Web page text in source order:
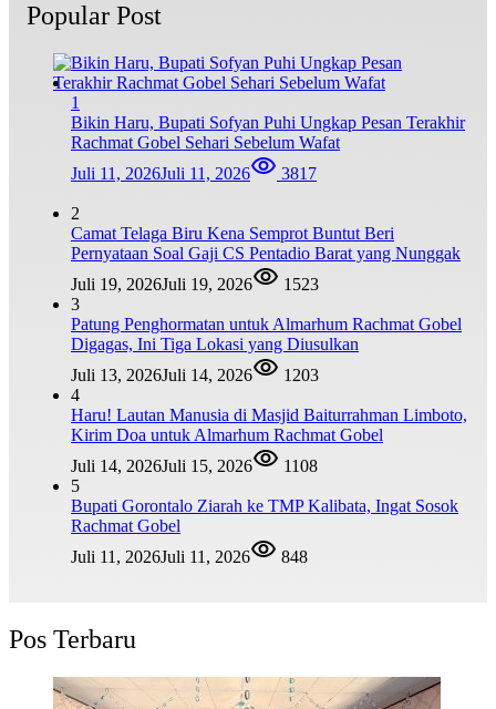
Popular Post
1
Bikin Haru, Bupati Sofyan Puhi Ungkap Pesan Terakhir
Rachmat Gobel Sehari Sebelum Wafat
Juli 11, 2026Juli 11, 2026 3817
2
Camat Telaga Biru Kena Semprot Buntut Beri
Pernyataan Soal Gaji CS Pentadio Barat yang Nunggak
Juli 19, 2026Juli 19, 2026
1523
3
Patung Penghormatan untuk Almarhum Rachmat Gobel
Digagas, Ini Tiga Lokasi yang Diusulkan
Juli 13, 2026Juli 14, 2026
1203
4
Haru! Lautan Manusia di Masjid Baiturrahman Limboto,
Kirim Doa untuk Almarhum Rachmat Gobel
Juli 14, 2026Juli 15, 2026
1108
5
Bupati Gorontalo Ziarah ke TMP Kalibata, Ingat Sosok
Rachmat Gobel
Juli 11, 2026Juli 11, 2026 848
Pos Terbaru